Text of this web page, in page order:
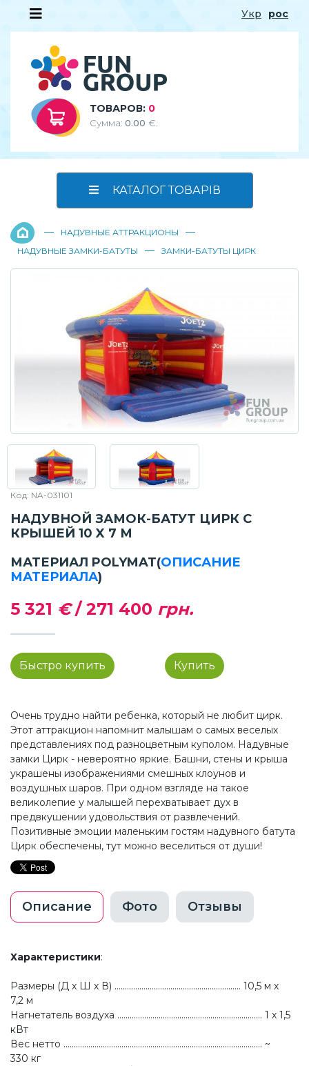
Укр рос
ТОВАРОВ: 0
Сумма: 0.00 €.
КАТАЛОГ ТОВАРІВ
— НАДУВНЫЕ АТТРАКЦИОНЫ —
НАДУВНЫЕ ЗАМКИ-БАТУТЫ — ЗАМКИ-БАТУТЫ ЦИРК
Код: NA-031101
НАДУВНОЙ ЗАМОК-БАТУТ ЦИРК С
КРЫШЕЙ 10 X 7 М
МАТЕРИАЛ POLYMAT(ОПИСАНИЕ
МАТЕРИАЛА)
5 321 €/ 271 400 грн.
Быстро купить Купить
Очень трудно найти ребенка, который не любит цирк.
Этот аттракцион напомнит малышам о самых веселых
представлениях под разноцветным куполом. Надувные
замки Цирк - невероятно яркие. Башни, стены и крыша
украшены изображениями смешных клоунов и
воздушных шаров. При одном взгляде на такое
великолепие у малышей перехватывает дух в
предвкушении удовольствия от развлечений.
Позитивные эмоции маленьким гостям надувного батута
Цирк обеспечены, тут можно веселиться от души!
Описание Фото Отзывы
Характеристики:
Размеры (Д x Ш x В) ............................................................. 10,5 м х
7,2 м
Нагнетатель воздуха ...................................................................... 1 х 1,5
кВт
Вес нетто ................................................................................................ ~
330 кг